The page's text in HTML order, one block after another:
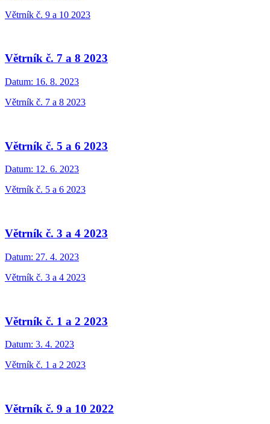
Větrník č. 9 a 10 2023
Větrník č. 7 a 8 2023
Datum: 16. 8. 2023
Větrník č. 7 a 8 2023
Větrník č. 5 a 6 2023
Datum: 12. 6. 2023
Větrník č. 5 a 6 2023
Větrník č. 3 a 4 2023
Datum: 27. 4. 2023
Větrník č. 3 a 4 2023
Větrník č. 1 a 2 2023
Datum: 3. 4. 2023
Větrník č. 1 a 2 2023
Větrník č. 9 a 10 2022